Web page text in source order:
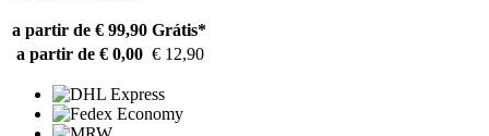
a partir de € 99,90 Grátis*
a partir de € 0,00 € 12,90